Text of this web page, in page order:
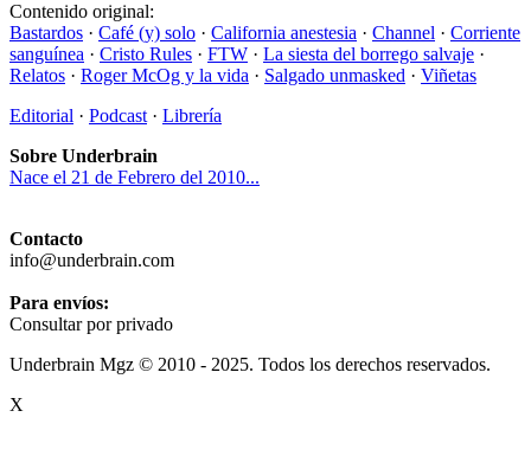
Contenido original:
Bastardos · Café (y) solo · California anestesia · Channel · Corriente
sanguínea · Cristo Rules · FTW · La siesta del borrego salvaje ·
Relatos · Roger McOg y la vida · Salgado unmasked · Viñetas
Editorial · Podcast· Librería
Sobre Underbrain
Nace el 21 de Febrero del 2010...
Contacto
info@underbrain.com
Para envíos:
Consultar por privado
Underbrain Mgz © 2010 - 2025. Todos los derechos reservados.
X